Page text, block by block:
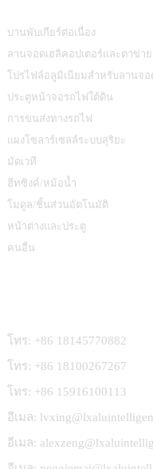
บานพับเกียร์ต่อเนื่อง
ลานจอดเฮลิคอปเตอร์และตาข่า
โปรไฟล์อลูมิเนียมสำหรับลานจอ
ประตูหน้าจอรถไฟใต้ดิน
การขนส่งทางรถไฟ
แผงโซลาร์เซลล์ระบบสุริยะ
มัดเวที
ฮีทซิงค์/หม้อน้ำ
โมดูล/ชิ้นส่วนอัตโนมัติ
หน้าต่างและประตู
คนอื่น
โทร: +86 18145770882
โทร: +86 18100267267
โทร: +86 15916100113
อีเมล:
อีเมล: